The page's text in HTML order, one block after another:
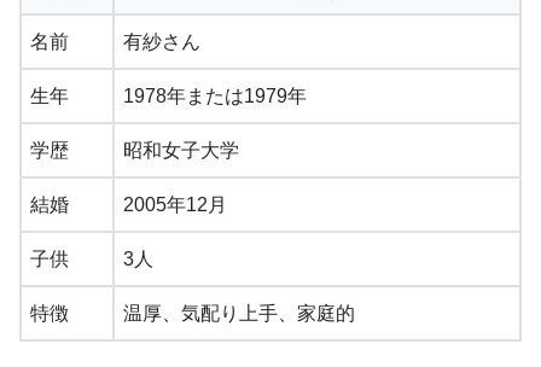
名前 有紗さん
生年 1978年または1979年
学歴 昭和女子大学
結婚 2005年12月
子供 3人
特徴 温厚、気配り上手、家庭的